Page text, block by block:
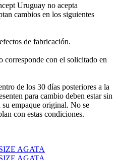
Uruguay no acepta
cambios en los siguientes
de fabricación.
con el solicitado en
de los 30 días posteriores a la
para cambio deben estar sin
su empaque original. No se
con estas condiciones.